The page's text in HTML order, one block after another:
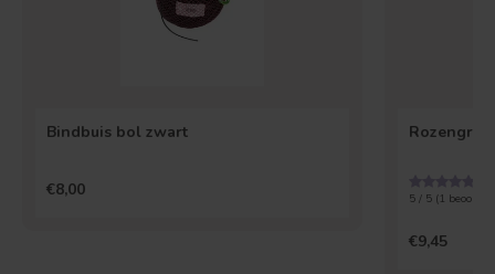
Bindbuis bol zwart
€8,00 5 / 5 (1
€9,45